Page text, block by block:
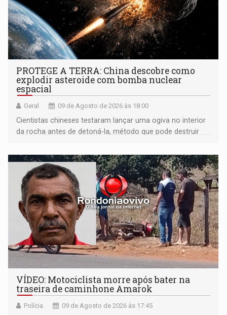
PROTEGE A TERRA: China descobre como
explodir asteroide com bomba nuclear
espacial
Geral 09 de Agosto de 2026 às 18:00
Cientistas chineses testaram lançar uma ogiva no interior
da rocha antes de detoná-la, método que pode destruir
VÍDEO: Motociclista morre após bater na
traseira de caminhone Amarok
Polícia 09 de Agosto de 2026 às 17:45